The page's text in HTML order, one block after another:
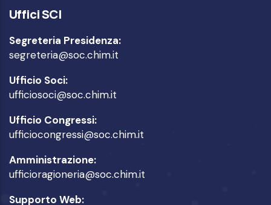
Uffici SCI
Segreteria Presidenza:
segreteria@soc.chim.it
Ufficio Soci:
ufficiosoci@soc.chim.it
Ufficio Congressi:
ufficiocongressi@soc.chim.it
Amministrazione:
ufficioragioneria@soc.chim.it
Supporto Web: